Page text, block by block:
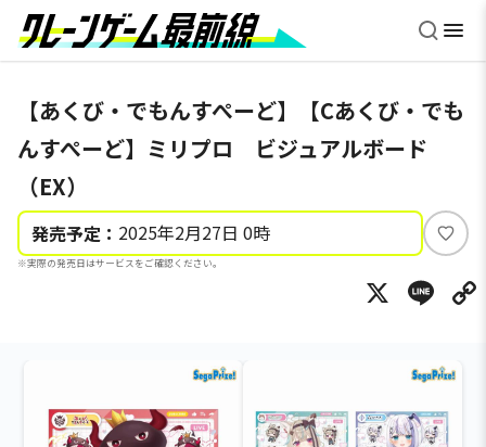
【あくび・でもんすぺーど】【Cあくび・でも
んすぺーど】ミリプロ ビジュアルボード
（EX）
発売予定： 2025年2月27日 0時
※実際の発売日はサービスをご確認ください。
い
ね
X